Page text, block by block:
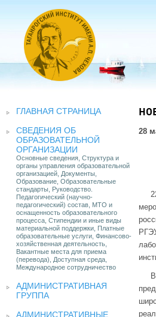
ГЛАВНАЯ СТРАНИЦА
СВЕДЕНИЯ ОБ
ОБРАЗОВАТЕЛЬНОЙ
ОРГАНИЗАЦИИ
Основные сведения, Структура и
органы управления образовательной
организацией, Документы,
Образование, Образовательные
стандарты, Руководство.
Педагогический (научно-
педагогический) состав, МТО и
оснащенность образовательного
процесса, Стипендии и иные виды
материальной поддержки, Платные
образовательные услуги, Финансово-
хозяйственная деятельность,
Вакантные места для приема
(перевода), Доступная среда,
Международное сотрудничество
АДМИНИСТРАТИВНАЯ
ГРУППА
АДМИНИСТРАТИВНЫЕ
28